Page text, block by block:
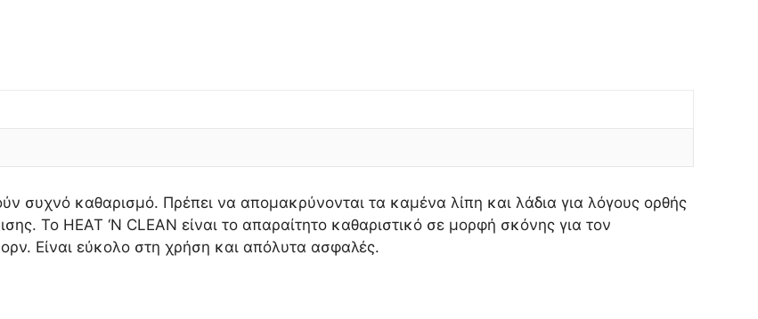
συχνό καθαρισμό. Πρέπει να απομακρύνονται τα καμένα λίπη και λάδια για λόγους ορθής
Το HEAT ‘N CLEAN είναι το απαραίτητο καθαριστικό σε μορφή σκόνης για τον
Είναι εύκολο στη χρήση και απόλυτα ασφαλές.